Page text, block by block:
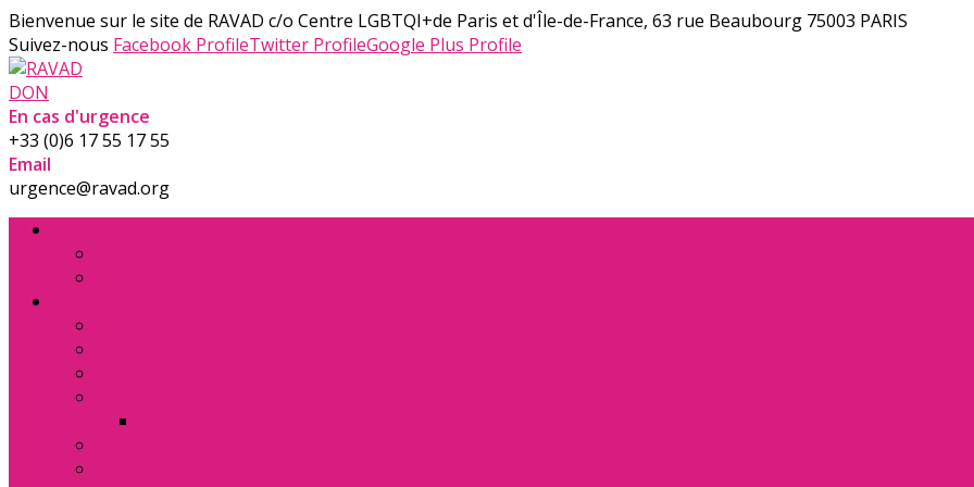
Bienvenue sur le site de RAVAD c/o Centre LGBTQI+de Paris et d'Île-de-France, 63 rue Beaubourg 75003 PARIS
Suivez-nous Facebook ProfileTwitter ProfileGoogle Plus Profile
DON
En cas d'urgence
+33 (0)6 17 55 17 55
Email
urgence@ravad.org